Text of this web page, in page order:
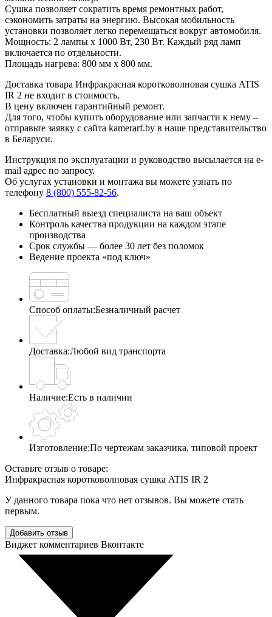
Сушка позволяет сократить время ремонтных работ,
сэкономить затраты на энергию. Высокая мобильность
установки позволяет легко перемещаться вокруг автомобиля.
Мощность: 2 лампы х 1000 Вт, 230 Вт. Каждый ряд ламп
включается по отдельности.
Площадь нагрева: 800 мм х 800 мм.
Доставка товара Инфракрасная коротковолновая сушка ATIS
IR 2 не входит в стоимость.
В цену включен гарантийный ремонт.
Для того, чтобы купить оборудование или запчасти к нему –
отправьте заявку с сайта kamerarf.by в наше представительство
в Беларуси.
Инструкция по эксплуатации и руководство высылается на e-
mail адрес по запросу.
Об услугах установки и монтажа вы можете узнать по
телефону 8 (800) 555-82-56.
Бесплатный выезд специалиста на ваш объект
Контроль качества продукции на каждом этапе
производства
Срок службы — более 30 лет без поломок
Ведение проекта «под ключ»
Способ оплаты:Безналичный расчет
Доставка:Любой вид транспорта
Наличие:Есть в наличии
Изготовление:По чертежам заказчика, типовой проект
Оставьте отзыв о товаре:
Инфракрасная коротковолновая сушка ATIS IR 2
У данного товара пока что нет отзывов. Вы можете стать
первым.
Добавить отзыв
Виджет комментариев Вконтакте